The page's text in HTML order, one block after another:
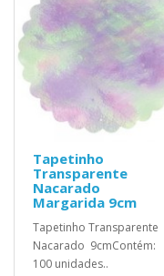
Tapetinho
Transparente
Nacarado
Margarida 9cm
Tapetinho Transparente
Nacarado 9cmContém:
100 unidades..